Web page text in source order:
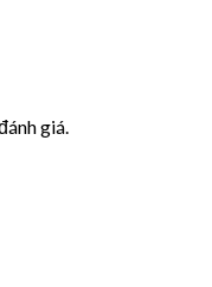
giá.